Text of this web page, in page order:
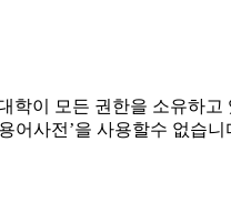
학이 모든 권한을 소유하고
어사전’을 사용할수 없습니